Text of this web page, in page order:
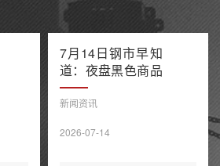
7月14日钢市早知
道：夜盘黑色商品
多数收跌 阿联酋
油轮在霍尔木兹海
伦特原油涨超9%
新闻资讯
2026-07-14